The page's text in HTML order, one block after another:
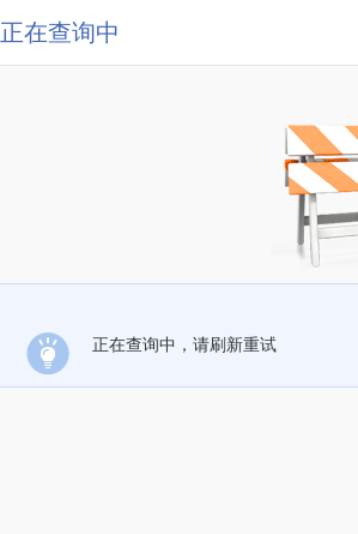
正在查询中
正在查询中，请刷新重试